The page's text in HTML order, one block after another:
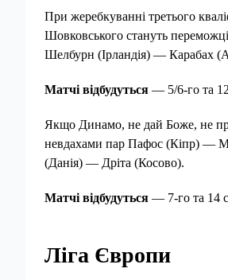
При жеребкуванні третього
Шовковського стануть
Шелбурн (Ірландія) — Карабах
Матчі відбудуться — 5/6-го та
Якщо Динамо, не дай Боже, не
невдахами пар Пафос (Кіпр) —
(Данія) — Дріта (Косово).
Матчі відбудуться — 7-го та 14
Ліга Європи